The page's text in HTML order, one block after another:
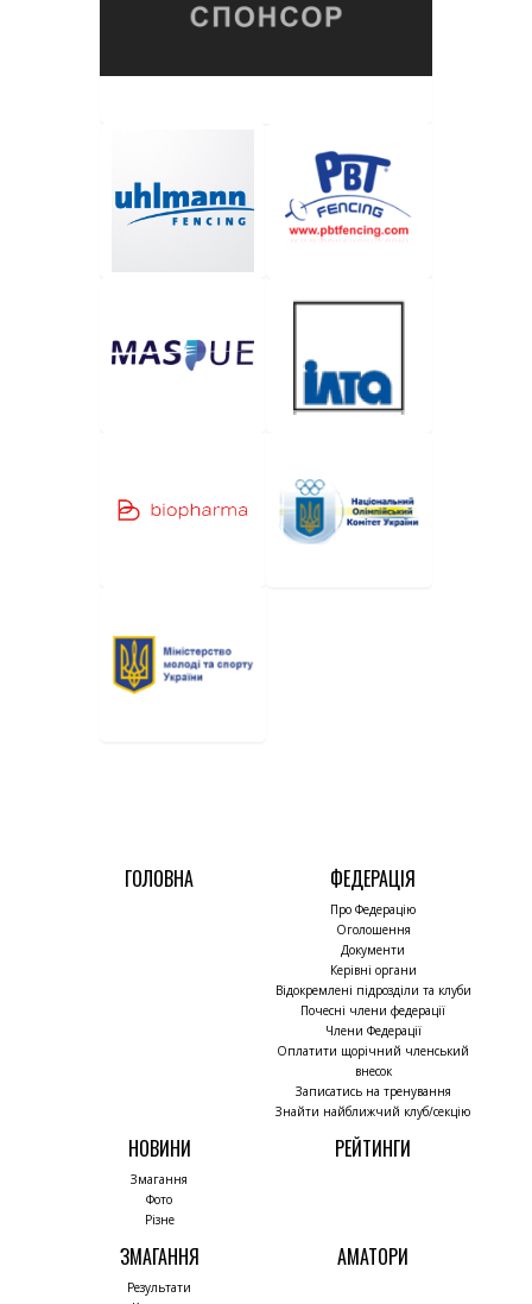
ГОЛОВНА ФЕДЕРАЦІЯ
Про Федерацію
Оголошення
Документи
Керівні органи
Відокремлені підрозділи та клуби
Почесні члени федерації
Члени Федерації
Оплатити щорічний членський
внесок
Записатись на тренування
Знайти найближчий клуб/секцію
НОВИНИ
Змагання
Фото
Різне
РЕЙТИНГИ
ЗМАГАННЯ
Результати
АМАТОРИ